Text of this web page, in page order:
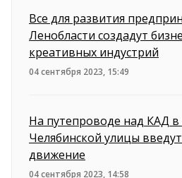
Все для развития
Ленобласти создадут
креативных индустрий
04 сентября 2023, 15:49
На путепроводе над КАД в
Челябинской улицы
движение
04 сентября 2023, 14:58